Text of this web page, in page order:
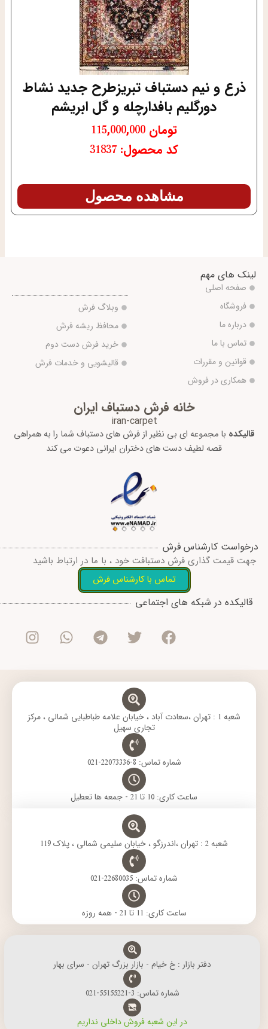
ذرع و نیم دستباف تبریزطرح جدید نشاط
دورگلیم بافدارچله و گل ابریشم
تومان
کد محصول: 31837
مشاهده محصول
لینک های مهم
صفحه اصلی
فروشگاه
درباره ما
تماس با ما
قوانین و مقررات
همکاری در فروش
وبلاگ فرش
محافظ ریشه فرش
خرید فرش دست دوم
قالیشویی و خدمات فرش
خانه فرش دستباف ایران
iran-carpet
قالیکده با مجموعه ای بی نظیر از فرش های دستباف شما را به همراهی
قصه لطیف دست های دختران ایرانی دعوت می کند
درخواست کارشناس فرش
جهت قیمت گذاری فرش دستبافت خود ، با ما در ارتباط باشید
تماس با کارشناس فرش
قالیکده در شبکه های اجتماعی
F
c
e
o
T
i
t
e
r
T
l
e
r
W
a
t
a
I
s
t
g
m
شعبه 1 : تهران ،سعادت آباد ، خیابان علامه طباطبایی شمالی ، مرکز
تجاری سهیل
شماره تماس: 8-22073336-021
ساعت کاری: 10 تا 21 - جمعه ها تعطیل
شعبه 2 : تهران ،اندرزگو ، خیابان سلیمی شمالی ، پلاک 119
شماره تماس: 22680035-021
ساعت کاری: 11 تا 21 - همه روزه
دفتر بازار : خ خیام - بازار بزرگ تهران - سرای بهار
شماره تماس: 3-55155221-021
در این شعبه فروش داخلی نداریم